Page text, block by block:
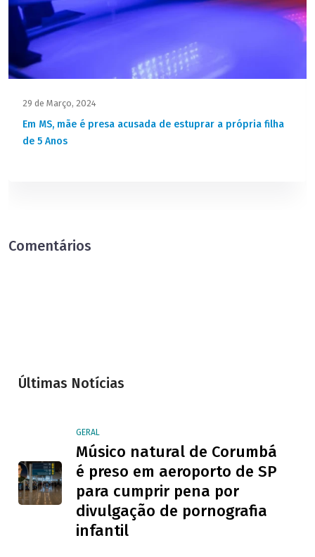
29 de Março, 2024
Em MS, mãe é presa acusada de estuprar a própria filha
de 5 Anos
Comentários
Últimas Notícias
GERAL
Músico natural de Corumbá
é preso em aeroporto de SP
para cumprir pena por
divulgação de pornografia
infantil